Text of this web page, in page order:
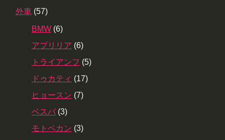
外車 (57)
BMW (6)
アプリリア (6)
トライアンフ (5)
ドゥカティ (17)
ヒョースン (7)
ベスパ (3)
モトベカン (3)